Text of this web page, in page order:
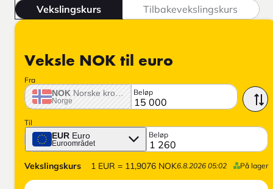
Vekslingskurs Tilbakevekslingskurs
Veksle NOK til euro
Fra
NOK Norske krone
Norge
Beløp
Til
EUR Euro
Euroområdet
Beløp
Vekslingskurs 1 EUR = 11,9076 NOK6.8.2026 05:02 På lager